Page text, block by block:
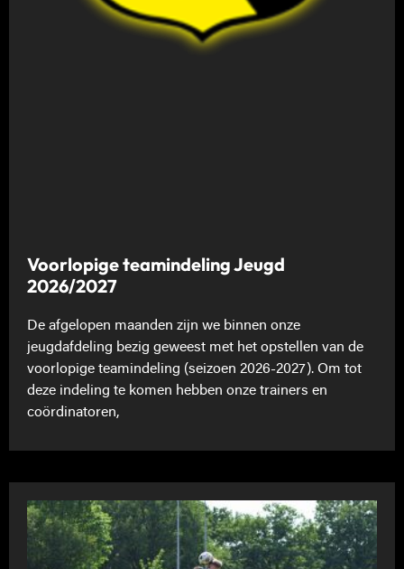
Voorlopige teamindeling Jeugd
2026/2027
De afgelopen maanden zijn we binnen onze
jeugdafdeling bezig geweest met het opstellen van de
voorlopige teamindeling (seizoen 2026-2027). Om tot
deze indeling te komen hebben onze trainers en
coördinatoren,